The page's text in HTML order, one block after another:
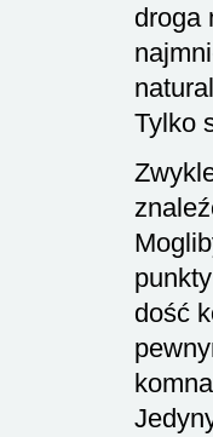
droga
Tylko
dość